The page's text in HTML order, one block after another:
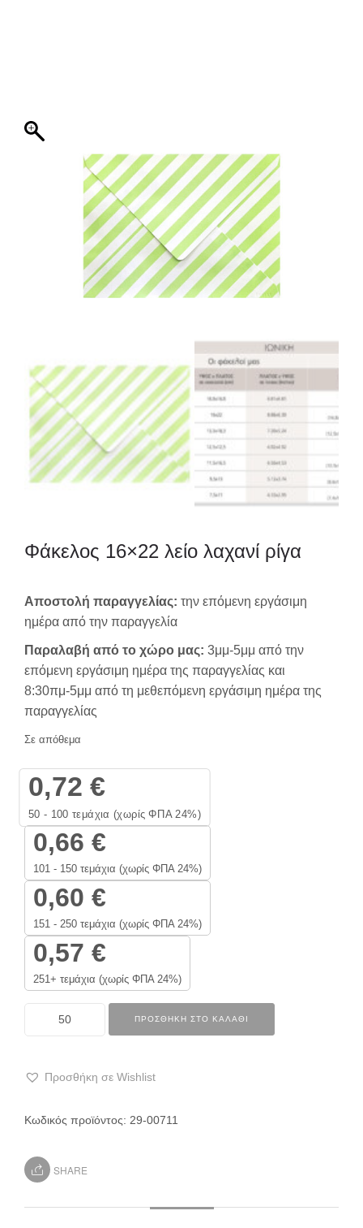
ΠΡΟΣΚΛΗΤΗΡΙΟ
ΕΚΤΥΠΩΣΗ
Φάκελος 16×22 λείο λαχανί ρίγα
Αποστολή παραγγελίας: την επόμενη εργάσιμη
ημέρα από την παραγγελία
Παραλαβή από το χώρο μας: 3μμ-5μμ από την
επόμενη εργάσιμη ημέρα της παραγγελίας και
8:30πμ-5μμ από τη μεθεπόμενη εργάσιμη ημέρα της
παραγγελίας
Σε απόθεμα
0,72€
50 - 100 τεμάχια (χωρίς ΦΠΑ 24%)
0,66 €
101 - 150 τεμάχια (χωρίς ΦΠΑ 24%)
0,60 €
151 - 250 τεμάχια (χωρίς ΦΠΑ 24%)
0,57 €
251+ τεμάχια (χωρίς ΦΠΑ 24%)
ΠΡΟΣΘΉΚΗ ΣΤΟ ΚΑΛΆΘΙ
Προσθήκη σε Wishlist
Κωδικός προϊόντος: 29-00711
SHARE